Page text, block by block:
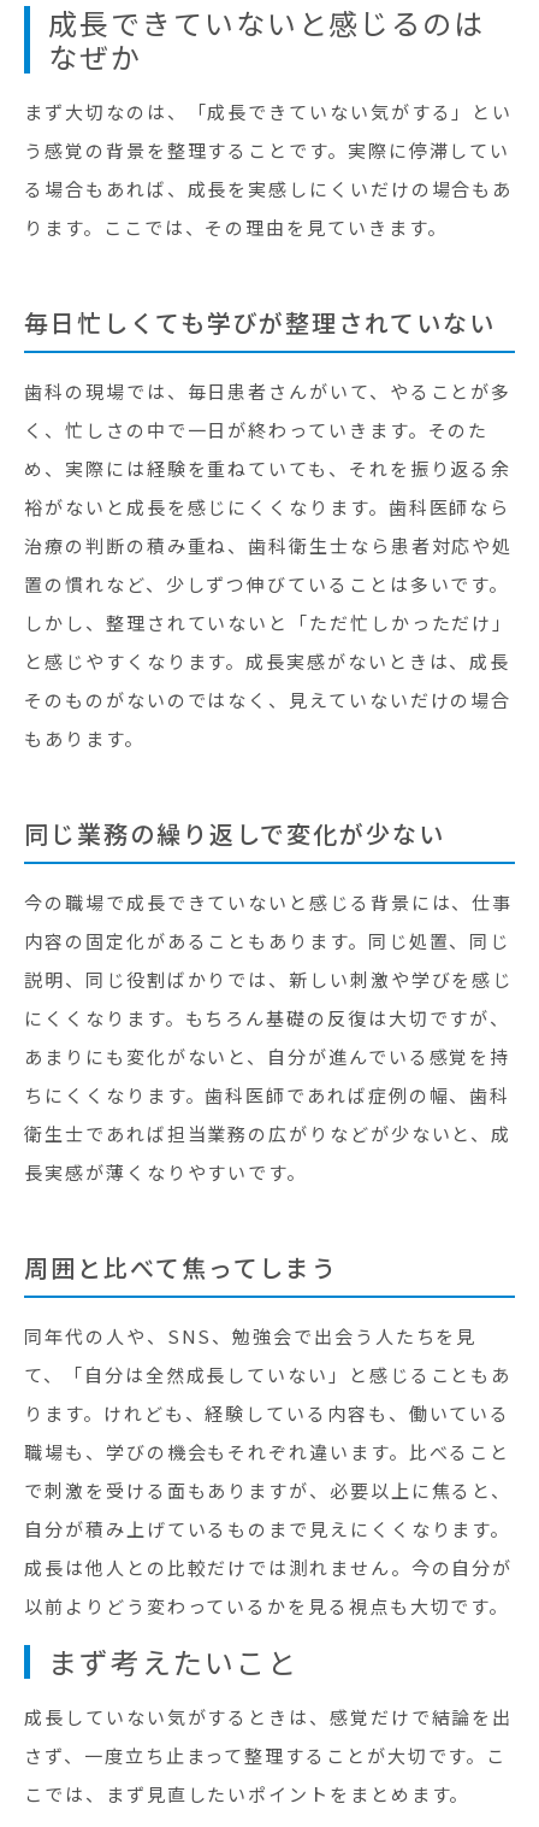
成長できていないと感じるのは
なぜか
まず大切なのは、「成長できていない気がする」とい
う感覚の背景を整理することです。実際に停滞してい
る場合もあれば、成長を実感しにくいだけの場合もあ
ります。ここでは、その理由を見ていきます。
毎日忙しくても学びが整理されていない
歯科の現場では、毎日患者さんがいて、やることが多
く、忙しさの中で一日が終わっていきます。そのた
め、実際には経験を重ねていても、それを振り返る余
裕がないと成長を感じにくくなります。歯科医師なら
治療の判断の積み重ね、歯科衛生士なら患者対応や処
置の慣れなど、少しずつ伸びていることは多いです。
しかし、整理されていないと「ただ忙しかっただけ」
と感じやすくなります。成長実感がないときは、成長
そのものがないのではなく、見えていないだけの場合
もあります。
同じ業務の繰り返しで変化が少ない
今の職場で成長できていないと感じる背景には、仕事
内容の固定化があることもあります。同じ処置、同じ
説明、同じ役割ばかりでは、新しい刺激や学びを感じ
にくくなります。もちろん基礎の反復は大切ですが、
あまりにも変化がないと、自分が進んでいる感覚を持
ちにくくなります。歯科医師であれば症例の幅、歯科
衛生士であれば担当業務の広がりなどが少ないと、成
長実感が薄くなりやすいです。
周囲と比べて焦ってしまう
同年代の人や、SNS、勉強会で出会う人たちを見
て、「自分は全然成長していない」と感じることもあ
ります。けれども、経験している内容も、働いている
職場も、学びの機会もそれぞれ違います。比べること
で刺激を受ける面もありますが、必要以上に焦ると、
自分が積み上げているものまで見えにくくなります。
成長は他人との比較だけでは測れません。今の自分が
以前よりどう変わっているかを見る視点も大切です。
まず考えたいこと
成長していない気がするときは、感覚だけで結論を出
さず、一度立ち止まって整理することが大切です。こ
こでは、まず見直したいポイントをまとめます。